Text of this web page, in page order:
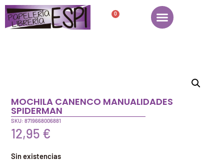
0
MOCHILA CANENCO MANUALIDADES
SPIDERMAN
SKU: 8719668006881
12,95 €
Sin existencias